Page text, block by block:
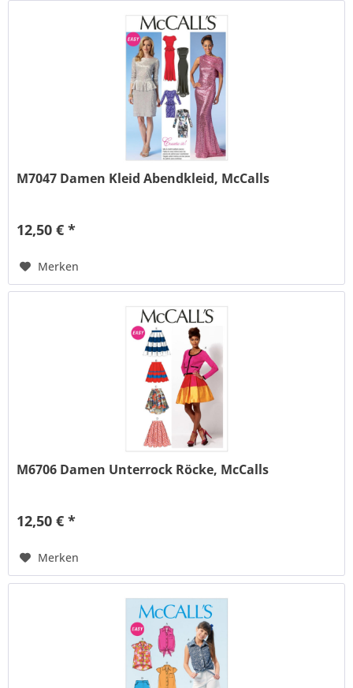
M7047 Damen Kleid Abendkleid, McCalls
12,50 € *
Merken
M6706 Damen Unterrock Röcke, McCalls
12,50 € *
Merken